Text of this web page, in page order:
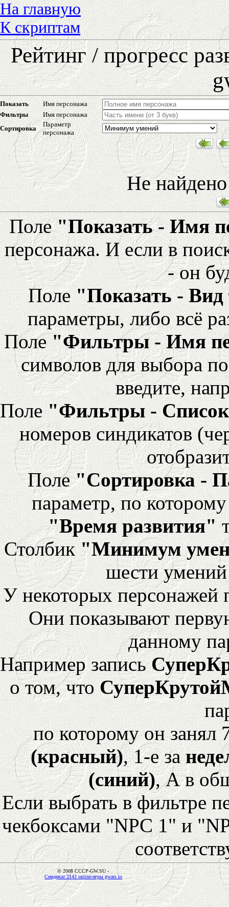
На главную
К скриптам
Рейтинг / прогресс
Показать
Имя персонажа
Фильтры
Имя персонажа
Сортировка
Параметр
персонажа
Не
Поле"Показать - Имя
персонажа. И если в
- он
Поле "Показать -
параметры, либо всё
Поле"Фильтры - Имя
символов для выбора
введите,
Поле "Фильтры -
номеров синдикатов
Поле"Сортировка -
параметр, по
"Время развития"
Столбик"Минимум
шести
У некоторых персонажей
Они показывают
данному
Например запись
о том, что
по которому он
(красный), 1-е за
(синий), А в
Если выбрать в фильтре
чекбоксами "NPC 1" и
© 2008 CCCP-GW.SU -
Синдикат 2142 online-игры gwars.io